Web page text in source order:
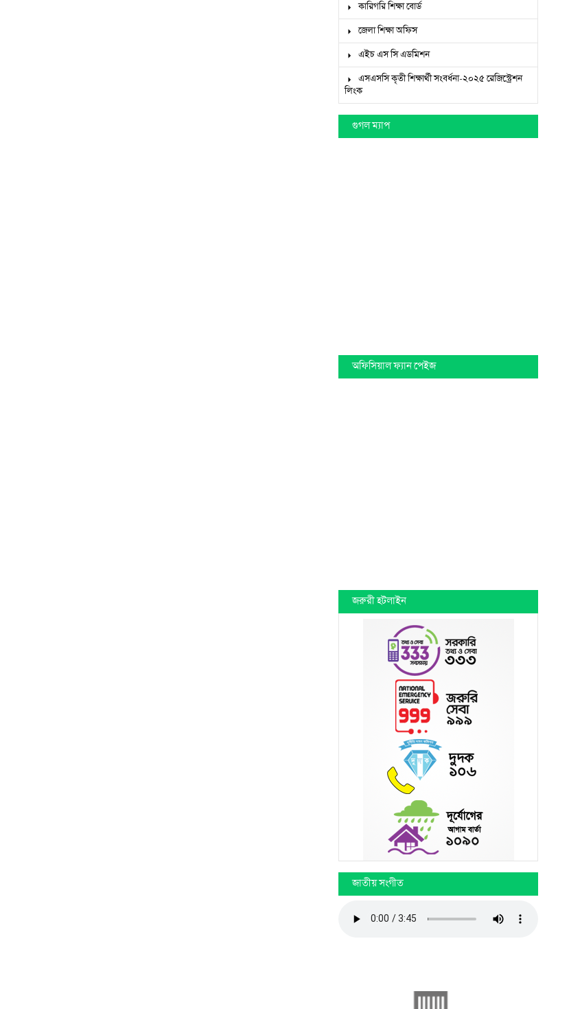
কারিগরি শিক্ষা বোর্ড
জেলা শিক্ষা অফিস
এইচ এস সি এডমিশন
এসএসসি কৃতী শিক্ষার্থী সংবর্ধনা-২০২৫ রেজিস্ট্রেশন
লিংক
গুগল ম্যাপ
অফিসিয়াল ফ্যান পেইজ
জরুরী হটলাইন
জাতীয় সংগীত